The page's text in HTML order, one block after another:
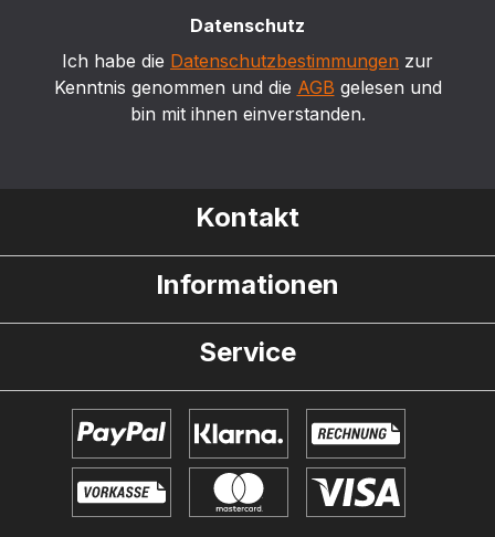
Datenschutz
Ich habe die Datenschutzbestimmungen zur
Kenntnis genommen und die AGB gelesen und
bin mit ihnen einverstanden.
Kontakt
Informationen
Service